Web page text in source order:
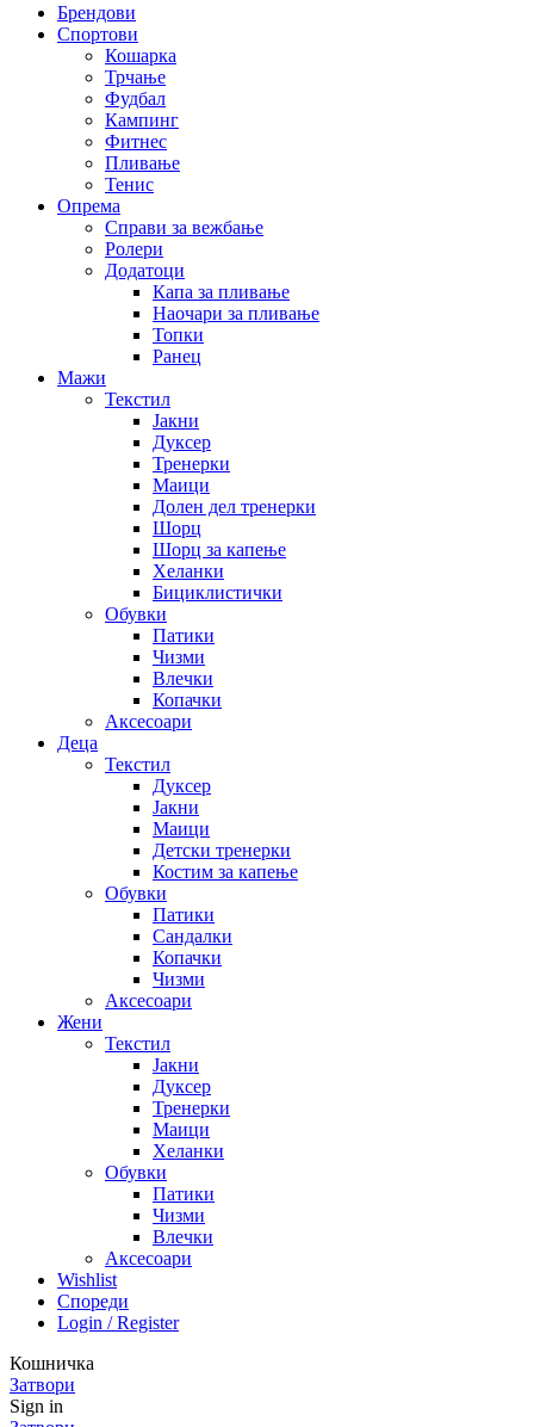
Брендови
Спортови
Кошарка
Трчање
Фудбал
Кампинг
Фитнес
Пливање
Тенис
Опрема
Справи за вежбање
Ролери
Додатоци
Капа за пливање
Наочари за пливање
Топки
Ранец
Мажи
Текстил
Јакни
Дуксер
Тренерки
Маици
Долен дел тренерки
Шорц
Шорц за капење
Хеланки
Бициклистички
Обувки
Патики
Чизми
Влечки
Копачки
Аксесоари
Деца
Текстил
Дуксер
Јакни
Маици
Детски тренерки
Костим за капење
Обувки
Патики
Сандалки
Копачки
Чизми
Аксесоари
Жени
Текстил
Јакни
Дуксер
Тренерки
Маици
Хеланки
Обувки
Патики
Чизми
Влечки
Аксесоари
Wishlist
Спореди
Login / Register
Кошничка
Затвори
Sign in